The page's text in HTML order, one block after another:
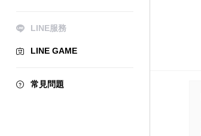
LINE服務
LINE GAME
常見問題